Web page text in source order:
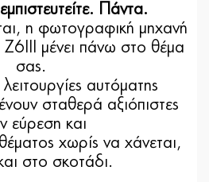
Πάντα.
η φωτογραφική μηχανή
μένει πάνω στο θέμα
σας.
αυτόματης
σταθερά αξιόπιστες
εύρεση και
χωρίς να χάνεται,
στο σκοτάδι.